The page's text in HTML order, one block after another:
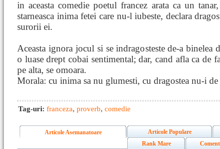
in aceasta comedie poetul francez arata ca un
starneasca inima fetei care nu-l iubeste, declara
surorii ei.
Aceasta ignora jocul si se indragosteste de-a binelea
o luase drept cobai sentimental; dar, cand afla ca de
pe alta, se omoara.
Morala: cu inima sa nu glumesti, cu dragostea nu-i de
Tag-uri: franceza, proverb, comedie
Articole Asemanatoare
Articole Populare
Rank Mare